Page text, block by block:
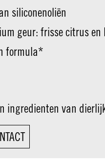
siliconenoliën
geur: frisse citrus en
formula*
ingredienten van